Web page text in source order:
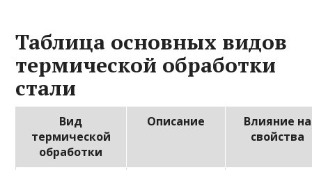
Таблица основных видов
термической обработки
стали
Вид
термической
обработки
Описание
Влияние на
свойства